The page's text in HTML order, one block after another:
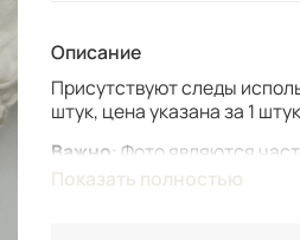
Описание
Присутствуют следы
штук, цена указана за 1
Важно: Фото являются
винтаж, который может
Показать полностью